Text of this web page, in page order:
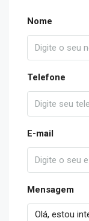
Nome
Telefone
E-mail
Mensagem